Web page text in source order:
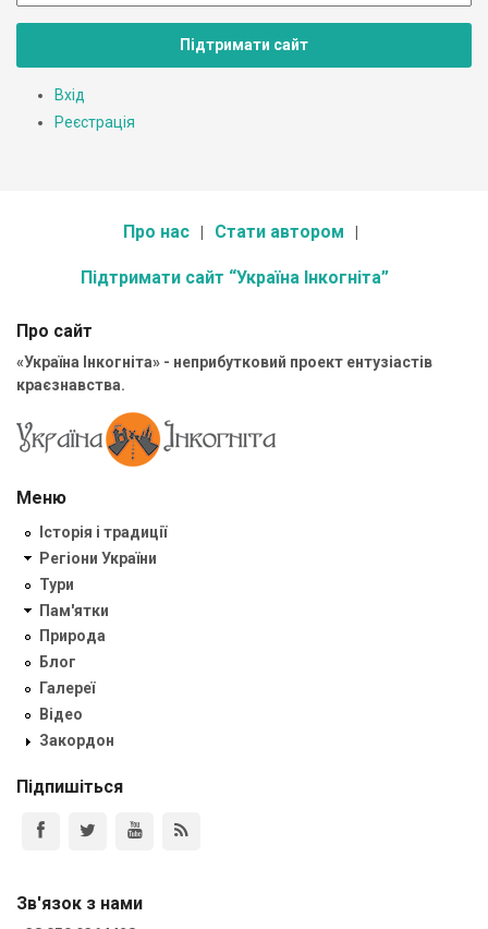
Підтримати сайт
Вхід
Реєстрація
Про нас Стати автором
Підтримати сайт “Україна Інкогніта”
Про сайт
«Україна Інкогніта» - неприбутковий проект ентузіастів
краєзнавства.
Меню
Історія і традиції
Регіони України
Тури
Пам'ятки
Природа
Блог
Галереї
Відео
Закордон
Підпишіться
Зв'язок з нами